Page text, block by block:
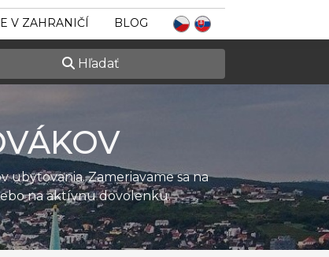
V ZAHRANIČÍ BLOG
Hľadať
ubytovania. Zameriavame sa na
na aktívnu dovolenku.